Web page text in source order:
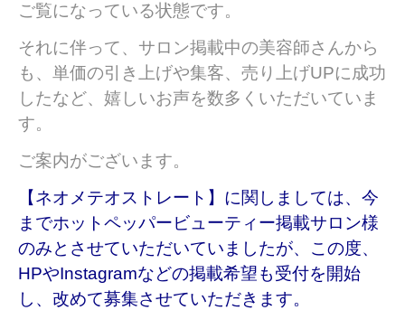
ご覧になっている状態です。
それに伴って、サロン掲載中の美容師さんから
も、単価の引き上げや集客、売り上げUPに成功
したなど、嬉しいお声を数多くいただいていま
す。
ご案内がございます。
【ネオメテオストレート】に関しましては、今
までホットペッパービューティー掲載サロン様
のみとさせていただいていましたが、 この度、
HPやInstagramなどの掲載希望も受付を開始
し、改めて募集させていただきます。